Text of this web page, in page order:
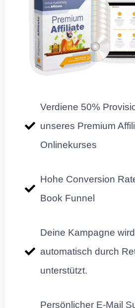
Verdiene 50%
unseres Premium
Onlinekurses
Hohe Conversion
Book Funnel
Deine Kampagne
automatisch durch
unterstützt.
Persönlicher E-Mail